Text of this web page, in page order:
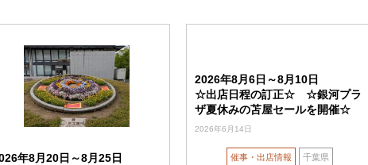
年8月20日～8月25日
2026年8月6日～8月10日
☆出店日程の訂正☆ ☆銀河プラ
ザ夏休みの苫屋セールを開催☆
2026年6月14日
催事・出店情報 千葉県